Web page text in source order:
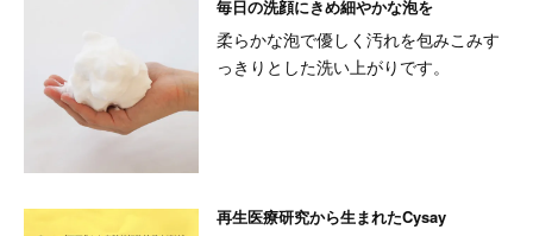
毎日の洗顔にきめ細やかな泡を
柔らかな泡で優しく汚れを包みこみす
っきりとした洗い上がりです。
再生医療研究から生まれたCysay